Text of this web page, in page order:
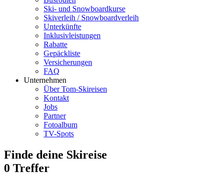
Ski- und Snowboardkurse
Skiverleih / Snowboardverleih
Unterkünfte
Inklusivleistungen
Rabatte
Gepäckliste
Versicherungen
FAQ
Unternehmen
Über Tom-Skireisen
Kontakt
Jobs
Partner
Fotoalbum
TV-Spots
Finde deine Skireise
0 Treffer